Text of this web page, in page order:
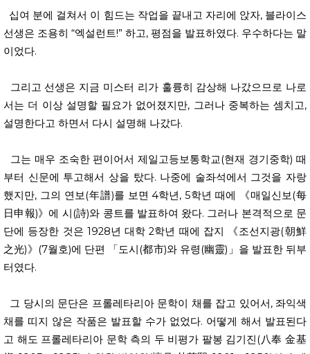
십여 분에 걸쳐서 이 힘드는 작업을 끝내고 자리에 앉자, 블라이스
선생은 조용히 “엑설런트!” 하고, 평점을 발표하였다. 우수하다는 말
이었다.
그리고 선생은 지금 미스터 리가 훌륭히 감상해 나갔으므로 나로
서는 더 이상 설명할 필요가 없어졌지만, 그러나 중복하는 셈치고,
설명한다고 하면서 다시 설명해 나갔다.
그는 매우 조숙한 편이어서 제일고등보통학교(현재 경기중학) 때
부터 신문에 투고해서 상을 탔다. 나중에 술좌석에서 그것을 자랑
했지만, 그의 연보(年譜)를 보면 4학년, 5학년 때에 《매일신보(每
日申報)》에 시(詩)와 콩트를 발표하여 왔다. 그러나 본격적으로 문
단에 등장한 것은 1928년 대학 2학년 때에 잡지 《조선지광(朝鮮
之光)》(7월호)에 단편 「도시(都市)와 유령(幽靈)」을 발표한 뒤부
터였다.
그 당시의 문단은 프롤레타리아 문학이 채를 잡고 있어서, 좌익색
채를 띠지 않은 작품은 발표할 수가 없었다. 어떻게 해서 발표된다
고 해도 프롤레타리아 문학 측의 두 비평가 팔봉 김기진(八奉 金基